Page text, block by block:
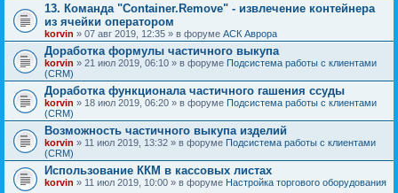
13. Команда "Container.Remove" - извлечение контейнера
из ячейки оператором
korvin » 07 авг 2019, 12:35 » в форуме АСК Аврора
Доработка формулы частичного выкупа
korvin » 21 июл 2019, 06:10 » в форуме Подсистема работы с клиентами
(CRM)
Доработка функционала частичного гашения ссуды
korvin » 18 июл 2019, 06:20 » в форуме Подсистема работы с клиентами
(CRM)
Возможность частичного выкупа изделий
korvin » 11 июл 2019, 13:32 » в форуме Подсистема работы с клиентами
(CRM)
Использование ККМ в кассовых листах
korvin » 11 июл 2019, 10:00 » в форуме Настройка торгового оборудования